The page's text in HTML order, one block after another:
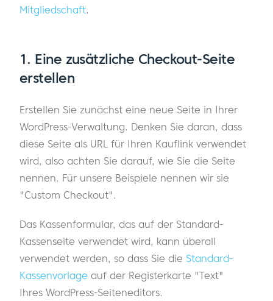
Mitgliedschaft.
1. Eine zusätzliche Checkout-Seite
erstellen
Erstellen Sie zunächst eine neue Seite in Ihrer
WordPress-Verwaltung. Denken Sie daran, dass
diese Seite als URL für Ihren Kauflink verwendet
wird, also achten Sie darauf, wie Sie die Seite
nennen. Für unsere Beispiele nennen wir sie
"Custom Checkout".
Das Kassenformular, das auf der Standard-
Kassenseite verwendet wird, kann überall
verwendet werden, so dass Sie die Standard-
Kassenvorlage auf der Registerkarte "Text"
Ihres WordPress-Seiteneditors.